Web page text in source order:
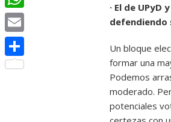
· El de
defendiendo
Un bloque
formar una
Podemos
moderado.
potenciales
WhatsApp
Email
Compartir